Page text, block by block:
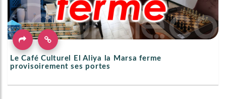
Le ‎Café Culturel El Aliya la Marsa ferme
provisoirement ses portes